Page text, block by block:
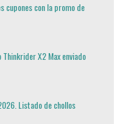
cupones con la promo de
X2 Max enviado
Listado de chollos